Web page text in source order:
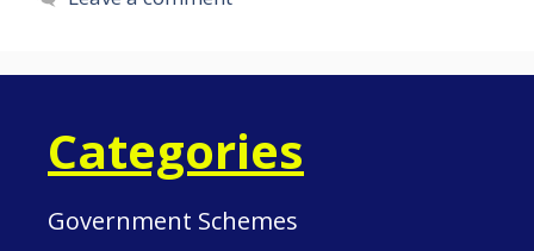
Categories
Government Schemes